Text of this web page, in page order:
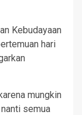
Kebudayaan
hari
mungkin
semua